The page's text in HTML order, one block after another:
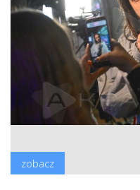
zobacz